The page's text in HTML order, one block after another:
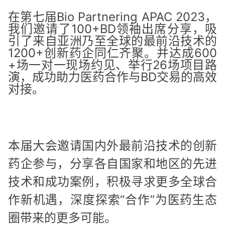
在第七届Bio Partnering APAC 2023，
我们邀请了100+BD领袖出席分享，吸
引了来自亚洲乃至全球的最前沿技术的
1200+创新药企同仁齐聚。并达成600
+场一对一现场约见、举行26场项目路
演，成功助力医药合作与BD交易的高效
对接。
本届大会邀请国内外最前沿技术的创新
药企参与，分享各自国家和地区的先进
技术和成功案例，积极寻求更多全球合
作新机遇，深度探索“合作”为医药生态
圈带来的更多可能。